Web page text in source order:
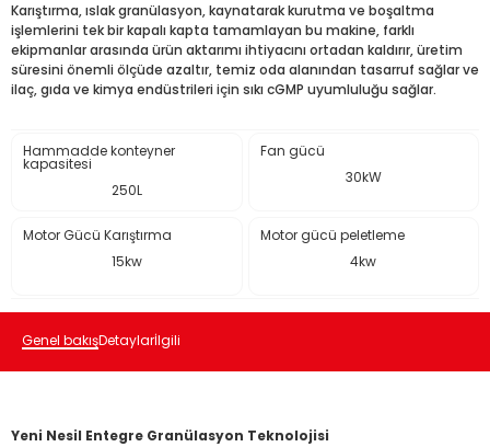
Karıştırma, ıslak granülasyon, kaynatarak kurutma ve boşaltma
işlemlerini tek bir kapalı kapta tamamlayan bu makine, farklı
ekipmanlar arasında ürün aktarımı ihtiyacını ortadan kaldırır, üretim
süresini önemli ölçüde azaltır, temiz oda alanından tasarruf sağlar ve
ilaç, gıda ve kimya endüstrileri için sıkı cGMP uyumluluğu sağlar.
Hammadde konteyner
kapasitesi
250L
Fan gücü
30kW
Motor Gücü Karıştırma
15kw
Motor gücü peletleme
4kw
Genel bakışDetaylarİlgili
Yeni Nesil Entegre Granülasyon Teknolojisi